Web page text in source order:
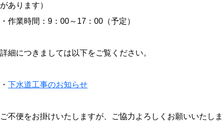
があります）
・作業時間：9：00～17：00（予定）
詳細につきましては以下をご覧ください。
・ 下水道工事のお知らせ
ご不便をお掛けいたしますが、ご協力よろしくお願いいたしま